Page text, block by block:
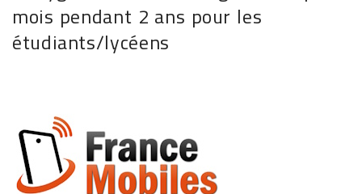
mois pendant 2 ans pour les
étudiants/lycéens